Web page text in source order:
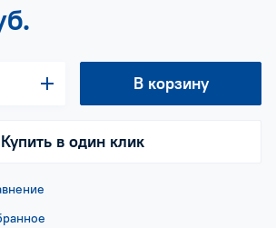
В корзину
Купить в один клик